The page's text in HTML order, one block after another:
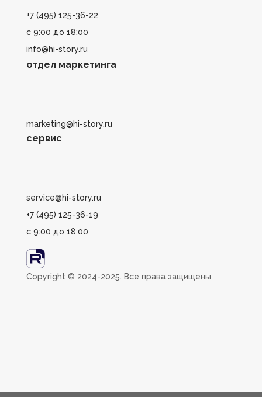
+7 (495) 125-36-22
с 9:00 до 18:00
info@hi-story.ru
отдел маркетинга
marketing@hi-story.ru
сервис
service@hi-story.ru
+7 (495) 125-36-19
с 9:00 до 18:00
Сopyright ©️ 2024-2025. Все права защищены